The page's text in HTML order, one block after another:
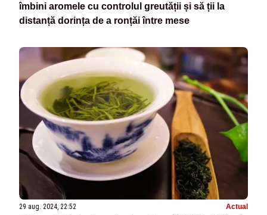
îmbini aromele cu controlul greutății și să ții la
distanță dorința de a ronțăi între mese
29 aug. 2024, 22:52 Actual